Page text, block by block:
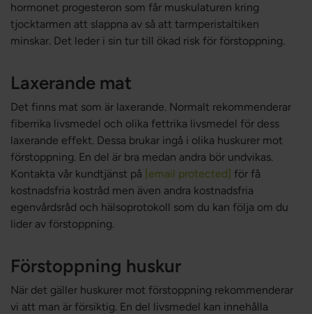
hormonet progesteron som får muskulaturen kring
tjocktarmen att slappna av så att tarmperistaltiken
minskar. Det leder i sin tur till ökad risk för förstoppning.
Laxerande mat
Det finns mat som är laxerande. Normalt rekommenderar
fiberrika livsmedel och olika fettrika livsmedel för dess
laxerande effekt. Dessa brukar ingå i olika huskurer mot
förstoppning. En del är bra medan andra bör undvikas.
Kontakta vår kundtjänst på [email protected] för få
kostnadsfria kostråd men även andra kostnadsfria
egenvårdsråd och hälsoprotokoll som du kan följa om du
lider av förstoppning.
Förstoppning huskur
När det gäller huskurer mot förstoppning rekommenderar
vi att man är försiktig. En del livsmedel kan innehålla